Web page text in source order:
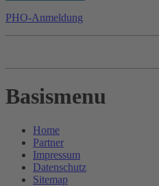
PHO-Anmeldung
Basismenu
Home
Partner
Impressum
Datenschutz
Sitemap